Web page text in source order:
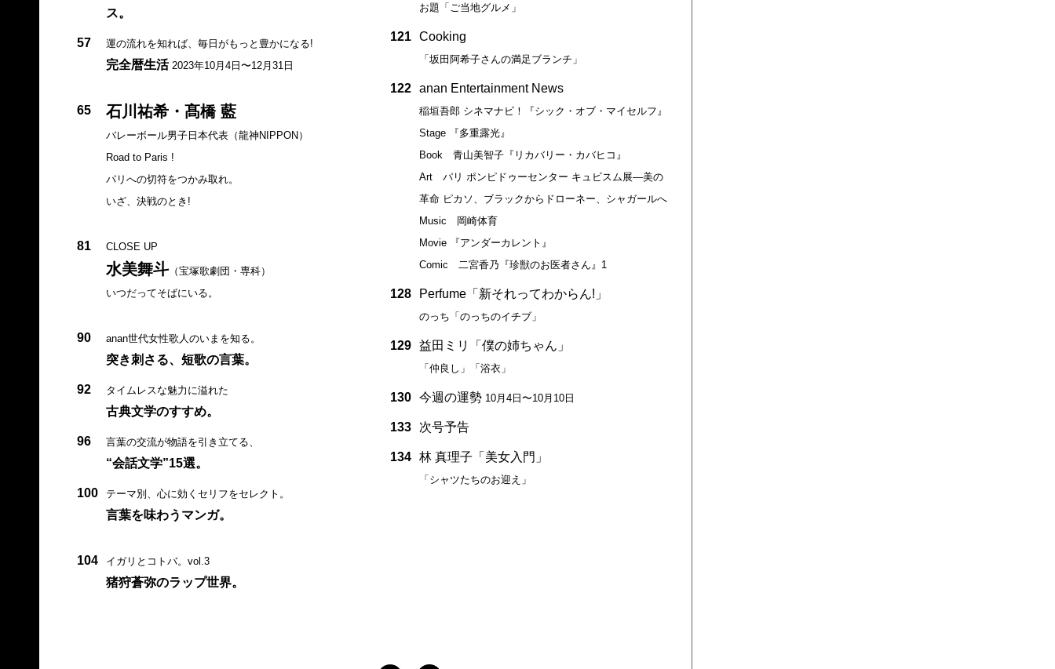
ス。
57 運の流れを知れば、毎日がもっと豊かになる!
完全暦生活 2023年10月4日〜12月31日
65 石川祐希・髙橋 藍
バレーボール男子日本代表（龍神NIPPON）
Road to Paris !
パリへの切符をつかみ取れ。
いざ、決戦のとき!
81 CLOSE UP
水美舞斗（宝塚歌劇団・専科）
いつだってそばにいる。
90 anan世代女性歌人のいまを知る。
突き刺さる、短歌の言葉。
92 タイムレスな魅力に溢れた
古典文学のすすめ。
96 言葉の交流が物語を引き立てる、
“会話文学”15選。
100 テーマ別、心に効くセリフをセレクト。
言葉を味わうマンガ。
104 イガリとコトバ。vol.3
猪狩蒼弥のラップ世界。
お題「ご当地グルメ」
121 Cooking
「坂田阿希子さんの満足ブランチ」
122 anan Entertainment News
稲垣吾郎 シネマナビ！『シック・オブ・マイセルフ』
Stage 『多重露光』
Book 青山美智子『リカバリー・カバヒコ』
Art パリ ポンピドゥーセンター キュビスム展―美の
革命 ピカソ、ブラックからドローネー、シャガールへ
Music 岡崎体育
Movie 『アンダーカレント』
Comic 二宮香乃『珍獣のお医者さん』1
128 Perfume「新それってわからん!」
のっち「のっちのイチブ」
129 益田ミリ「僕の姉ちゃん」
「仲良し」「浴衣」
130 今週の運勢 10月4日〜10月10日
133 次号予告
134 林 真理子「美女入門」
「シャツたちのお迎え」